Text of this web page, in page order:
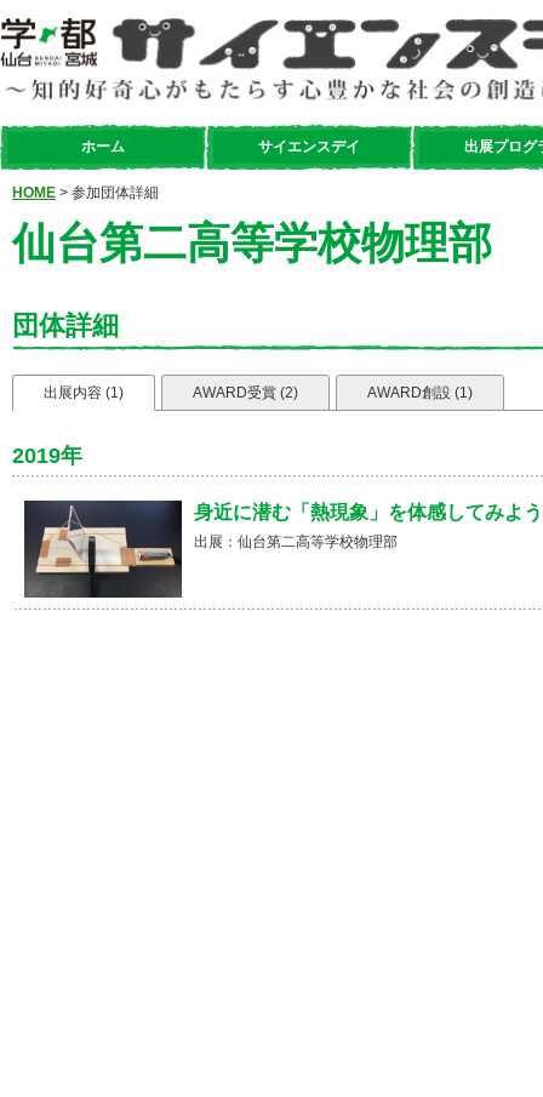
ホーム サイエンスデイ 出展プログ
HOME > 参加団体詳細
仙台第二高等学校物理部
団体詳細
出展内容 (1) AWARD受賞 (2) AWARD創設 (1)
2019年
身近に潜む「熱現象」を体感してみよ
出展：仙台第二高等学校物理部